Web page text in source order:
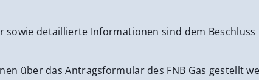
detaillierte Informationen sind dem Beschluss
über das Antragsformular des FNB Gas gestellt